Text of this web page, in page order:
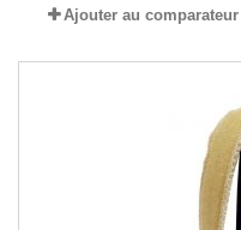
Ajouter au comparateur